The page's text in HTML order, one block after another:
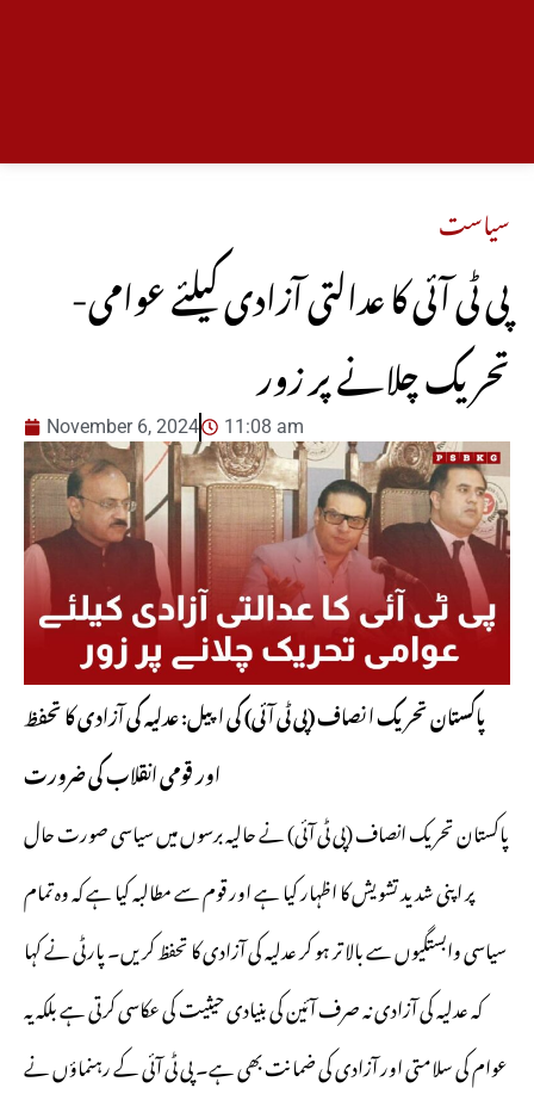
سیاست
-پی ٹی آئی کا عدالتی آزادی کیلئے عوامی
تحریک چلانے پر زور
November 6, 2024 11:08 am
پاکستان تحریک انصاف (پی ٹی آئی) کی اپیل: عدلیہ کی آزادی کا تحفظ
اور قومی انقلاب کی ضرورت
پاکستان تحریک انصاف (پی ٹی آئی) نے حالیہ برسوں میں سیاسی صورت حال
پر اپنی شدید تشویش کا اظہار کیا ہے اور قوم سے مطالبہ کیا ہے کہ وہ تمام
سیاسی وابستگیوں سے بالا تر ہو کر عدلیہ کی آزادی کا تحفظ کریں۔ پارٹی نے کہا
کہ عدلیہ کی آزادی نہ صرف آئین کی بنیادی حیثیت کی عکاسی کرتی ہے بلکہ یہ
عوام کی سلامتی اور آزادی کی ضمانت بھی ہے۔ پی ٹی آئی کے رہنماؤں نے